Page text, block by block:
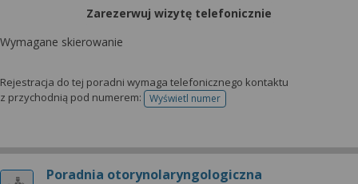
Zarezerwuj wizytę telefonicznie
Wymagane skierowanie
Rejestracja do tej poradni wymaga telefonicznego kontaktu
z przychodnią pod numerem:
Wyświetl numertelefonu do rejestracji
Poradnia otorynolaryngologiczna